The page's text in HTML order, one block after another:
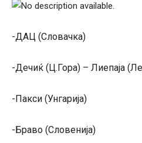
-ДАЦ (Словачка)
-Дечиќ (Ц.Гора) – Лиепаја
-Пакси (Унгарија)
-Браво (Словенија)